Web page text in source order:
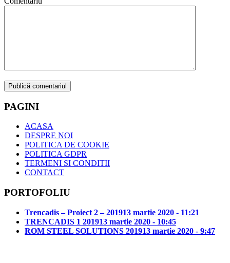
PAGINI
ACASA
DESPRE NOI
POLITICA DE COOKIE
POLITICA GDPR
TERMENI SI CONDITII
CONTACT
PORTOFOLIU
Trencadis – Proiect 2 – 201913 martie 2020 - 11:21
TRENCADIS 1 201913 martie 2020 - 10:45
ROM STEEL SOLUTIONS 201913 martie 2020 - 9:47